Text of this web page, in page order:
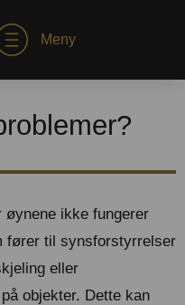
Meny
øynene ikke fungerer
fører til synsforstyrrelser
eller
objekter. Dette kan